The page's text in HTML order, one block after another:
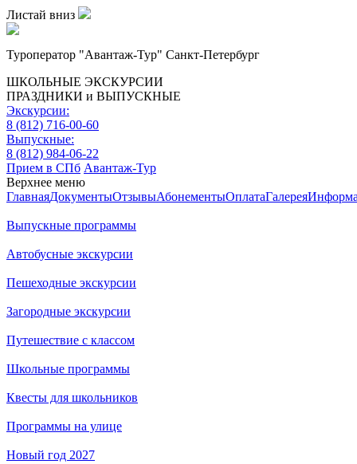
Листай вниз
Туроператор "Авантаж-Тур" Санкт-Петербург
ШКОЛЬНЫЕ ЭКСКУРСИИ
ПРАЗДНИКИ и ВЫПУСКНЫЕ
Экскурсии:
8 (812) 716-00-60
Выпускные:
8 (812) 984-06-22
Прием в СПб Авантаж-Тур
Верхнее меню
ГлавнаяДокументыОтзывыАбонементыОплатаГалерея
Выпускные программы
Автобусные экскурсии
Пешеходные экскурсии
Загородные экскурсии
Путешествие с классом
Школьные программы
Квесты для школьников
Программы на улице
Новый год 2027